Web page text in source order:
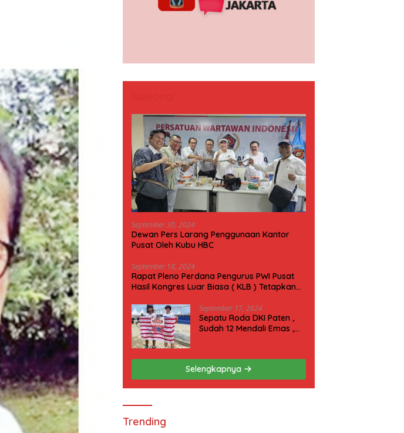
September 30, 2024
Dewan Pers Larang Penggunaan Kantor
Pusat Oleh Kubu HBC
September 18, 2024
Rapat Pleno Perdana Pengurus PWI Pusat
Hasil Kongres Luar Biasa ( KLB ) Tetapkan
September 17, 2024
Sepatu Roda DKI Paten ,
Sudah 12 Mendali Emas ,
Selengkapnya
Trending